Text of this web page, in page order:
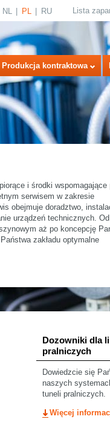
NL PL RU Lista
Produkcja kontraktowa
i środki wspomagające
serwisem w zakresie
obejmuje doradztwo,
urządzeń technicznych.
aż po koncepcję
zakładu optymalne
Dozowniki dla
pralniczych
Dowiedzcie się
naszych
tuneli pralniczych.
Więcej